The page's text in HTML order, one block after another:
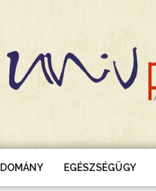
EGÉSZSÉGÜGY